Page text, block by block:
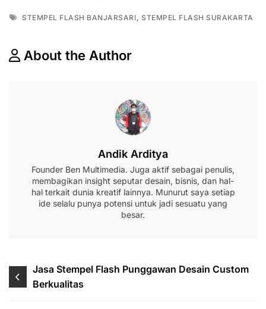
Tags
STEMPEL FLASH BANJARSARI, STEMPEL FLASH SURAKARTA
About the Author
Andik Arditya
Founder Ben Multimedia. Juga aktif sebagai penulis,
membagikan insight seputar desain, bisnis, dan hal-
hal terkait dunia kreatif lainnya. Munurut saya setiap
ide selalu punya potensi untuk jadi sesuatu yang
besar.
Navigasi
pos
Jasa Stempel Flash Punggawan Desain Custom
Berkualitas